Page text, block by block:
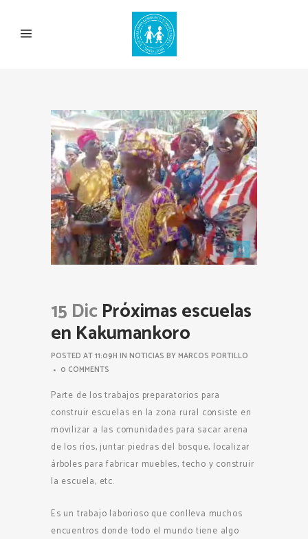
15 DicPróximas escuelas
en Kakumankoro
POSTED AT 11:09H IN NOTICIAS BYMARCOS PORTILLO
0 COMMENTS
Parte de los trabajos preparatorios para
construir escuelas en la zona rural consiste en
movilizar a las comunidades para sacar arena
de los ríos, juntar piedras del bosque, localizar
árboles para fabricar muebles, techo y construir
la escuela, etc.
Es un trabajo laborioso que conlleva muchos
encuentros donde todo el mundo tiene algo